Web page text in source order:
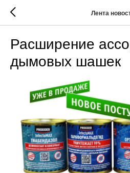
Лента
Расширение
дымовых шашек